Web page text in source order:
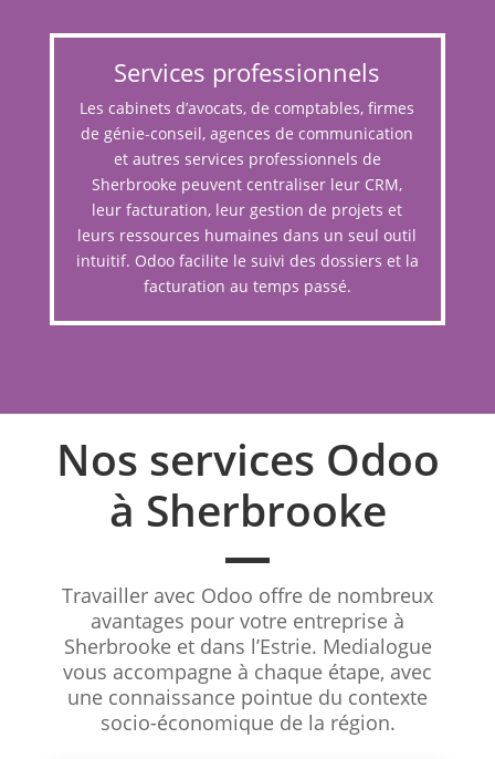
Services professionnels
Les cabinets d’avocats, de comptables, firmes
de génie-conseil, agences de communication
et autres services professionnels de
Sherbrooke peuvent centraliser leur CRM,
leur facturation, leur gestion de projets et
leurs ressources humaines dans un seul outil
intuitif. Odoo facilite le suivi des dossiers et la
facturation au temps passé.
Nos services Odoo
à Sherbrooke
Travailler avec Odoo offre de nombreux
avantages pour votre entreprise à
Sherbrooke et dans l’Estrie. Medialogue
vous accompagne à chaque étape, avec
une connaissance pointue du contexte
socio-économique de la région.